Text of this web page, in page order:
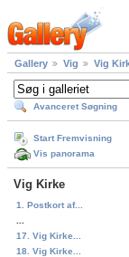
Gallery Vig Vig
Avanceret Søgning
Start Fremvisning
Vis panorama
Vig Kirke
1. Postkort af...
17. Vig Kirke...
18. Vig Kirke...